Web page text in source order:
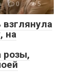
0 5
на
розы,